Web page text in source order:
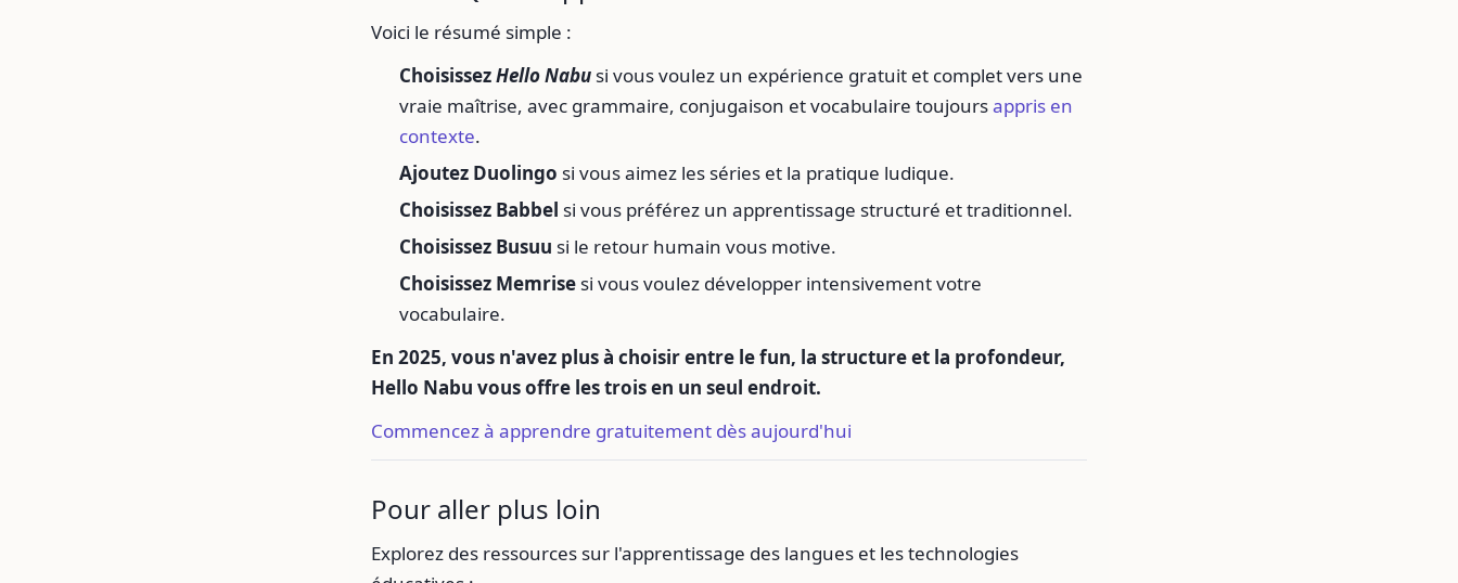
Voici le résumé simple :
ChoisissezHello Nabu si vous voulez un expérience gratuit et complet vers une
vraie maîtrise, avec grammaire, conjugaison et vocabulaire toujoursappris en
contexte.
Ajoutez Duolingo si vous aimez les séries et la pratique ludique.
Choisissez Babbel si vous préférez un apprentissage structuré et traditionnel.
Choisissez Busuu si le retour humain vous motive.
Choisissez Memrise si vous voulez développer intensivement votre
vocabulaire.
En 2025, vous n'avez plus à choisir entre le fun, la structure et la profondeur,
Hello Nabu vous offre les trois en un seul endroit.
Commencez à apprendre gratuitement dès aujourd'hui
Pour aller plus loin
Explorez des ressources sur l'apprentissage des langues et les technologies